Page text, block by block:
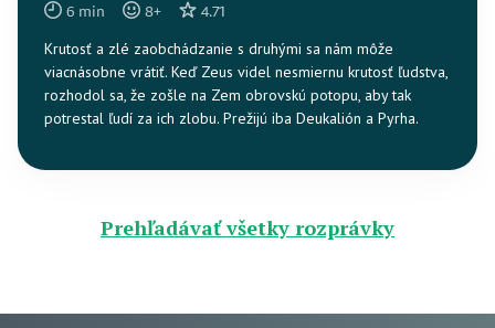
6 min 8+ 4.71
Krutosť a zlé zaobchádzanie s druhými sa nám môže
viacnásobne vrátiť. Keď Zeus videl nesmiernu krutosť ľudstva,
rozhodol sa, že zošle na Zem obrovskú potopu, aby tak
potrestal ľudí za ich zlobu. Prežijú iba Deukalión a Pyrha.
Prehľadávať všetky rozprávky